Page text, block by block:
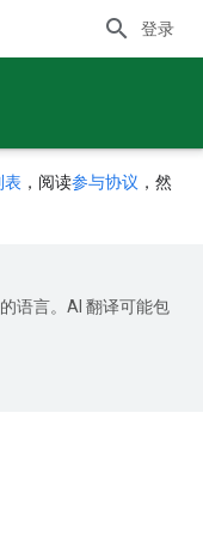
登录
表 ，阅读参与协议 ，然
语言。AI 翻译可能包